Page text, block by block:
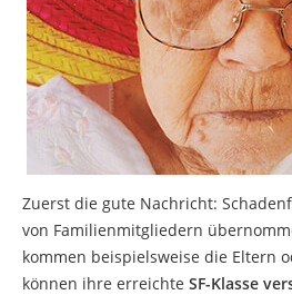
Zuerst die gute Nachricht:
von Familienmitgliedern
kommen beispielsweise die Eltern
können ihre erreichte SF-Klasse